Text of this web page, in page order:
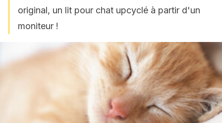
original, un lit pour chat upcyclé à partir d'un
moniteur !